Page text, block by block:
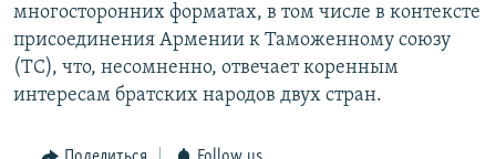
многосторонних форматах, в том числе в контексте
присоединения Армении к Таможенному союзу
(ТС), что, несомненно, отвечает коренным
интересам братских народов двух стран.